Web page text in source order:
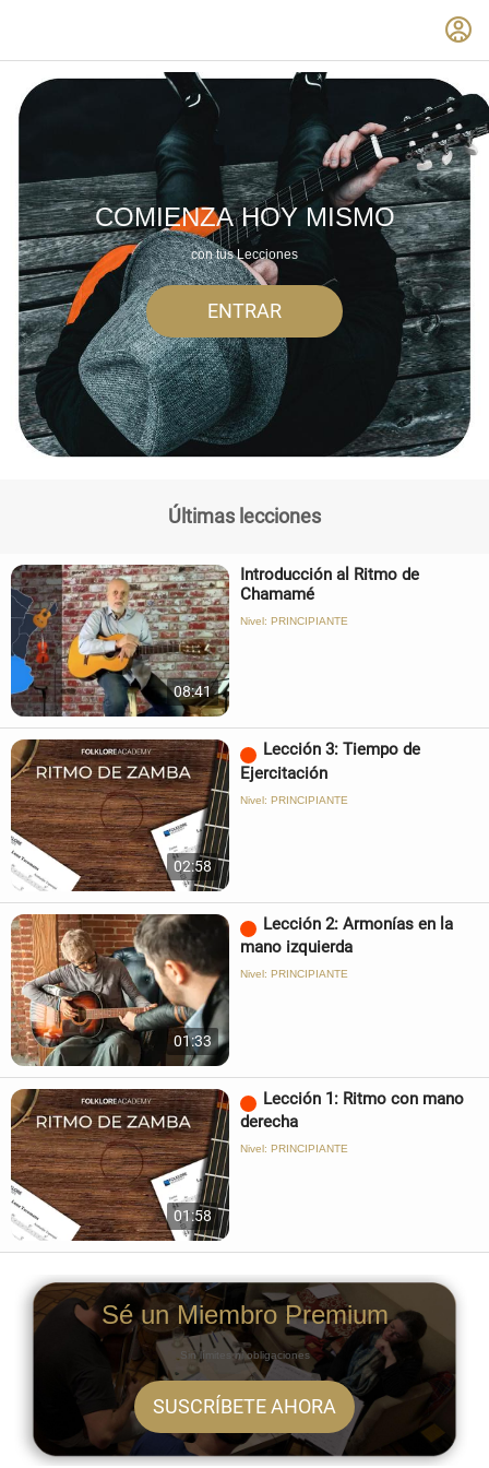
COMIENZA HOY MISMO
con tus Lecciones
ENTRAR
Últimas lecciones
08:41
Introducción al Ritmo de
Chamamé
Nivel: PRINCIPIANTE
02:58
Lección 3: Tiempo de
Ejercitación
Nivel: PRINCIPIANTE
01:33
Lección 2: Armonías en la
mano izquierda
Nivel: PRINCIPIANTE
01:58
Lección 1: Ritmo con mano
derecha
Nivel: PRINCIPIANTE
Sé un Miembro Premium
Sin límites ni obligaciones
SUSCRÍBETE AHORA